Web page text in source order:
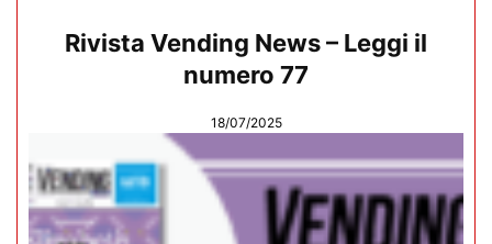
Rivista Vending News – Leggi il
numero 77
18/07/2025